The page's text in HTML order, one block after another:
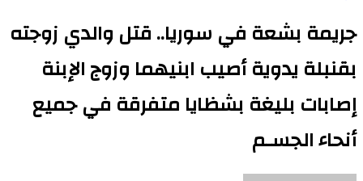
جريمة بشعة في سوريا.. قتل والدي زوجته
بقنبلة يدوية أصيب ابنيهما وزوج الإبنة
إصابات بليغة بشظايا متفرقة في جميع
أنحاء الجسـم